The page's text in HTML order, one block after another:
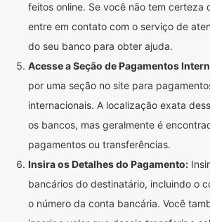
feitos online. Se você não tem certeza
entre em contato com o serviço de
do seu banco para obter ajuda.
Acesse a Seção de Pagamentos
por uma seção no site para
internacionais. A localização exata
os bancos, mas geralmente é
pagamentos ou transferências.
Insira os Detalhes do Pagamento:
bancários do destinatário, incluindo o
o número da conta bancária. Você